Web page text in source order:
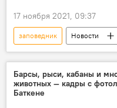
17 ноября 2021, 09:37
заповедник Новости
видео
Мультимедиа
носорог
буйвол
Интересное из мира
Барсы, рыси, кабаны и
животных — кадры с
Баткене